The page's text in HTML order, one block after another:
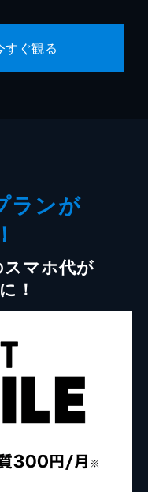
すぐ観る
ランが
マホ代が
！